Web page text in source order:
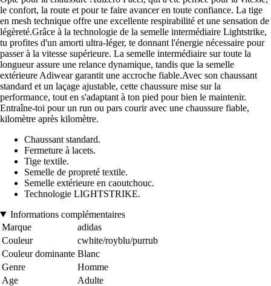
le confort, la route et pour te faire avancer en toute confiance. La tige
en mesh technique offre une excellente respirabilité et une sensation de
légèreté.Grâce à la technologie de la semelle intermédiaire Lightstrike,
tu profites d'un amorti ultra-léger, te donnant l'énergie nécessaire pour
passer à la vitesse supérieure. La semelle intermédiaire sur toute la
longueur assure une relance dynamique, tandis que la semelle
extérieure Adiwear garantit une accroche fiable.Avec son chaussant
standard et un laçage ajustable, cette chaussure mise sur la
performance, tout en s'adaptant à ton pied pour bien le maintenir.
Entraîne-toi pour un run ou pars courir avec une chaussure fiable,
kilomètre après kilomètre.
Chaussant standard.
Fermeture à lacets.
Tige textile.
Semelle de propreté textile.
Semelle extérieure en caoutchouc.
Technologie LIGHTSTRIKE.
Informations complémentaires
Marque
adidas
Couleur
cwhite/royblu/purrub
Couleur dominante Blanc
Genre
Homme
Age
Adulte